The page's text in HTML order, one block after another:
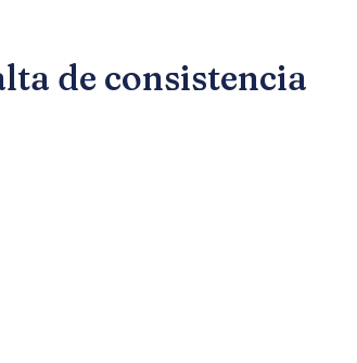
de consistencia